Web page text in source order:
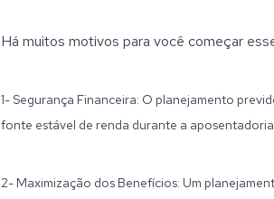
Há muitos motivos para você começar
1- Segurança Financeira: O planejamento
fonte estável de renda durante a
2- Maximização dos Benefícios: Um